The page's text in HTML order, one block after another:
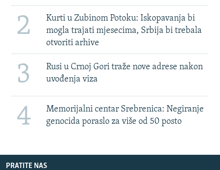
2
Kurti u Zubinom Potoku: Iskopavanja bi
mogla trajati mjesecima, Srbija bi trebala
otvoriti arhive
3
Rusi u Crnoj Gori traže nove adrese nakon
uvođenja viza
4
Memorijalni centar Srebrenica: Negiranje
genocida poraslo za više od 50 posto
PRATITE NAS